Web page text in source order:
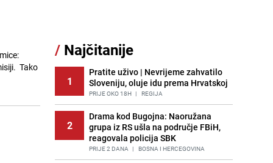
Tako
/ Najčitanije
1
Pratite uživo | Nevrijeme zahvatilo
Sloveniju, oluje idu prema Hrvatskoj
PRIJE OKO 18H | REGIJA
2
Drama kod Bugojna: Naoružana
grupa iz RS ušla na područje FBiH,
reagovala policija SBK
PRIJE 2 DANA | BOSNA I HERCEGOVINA